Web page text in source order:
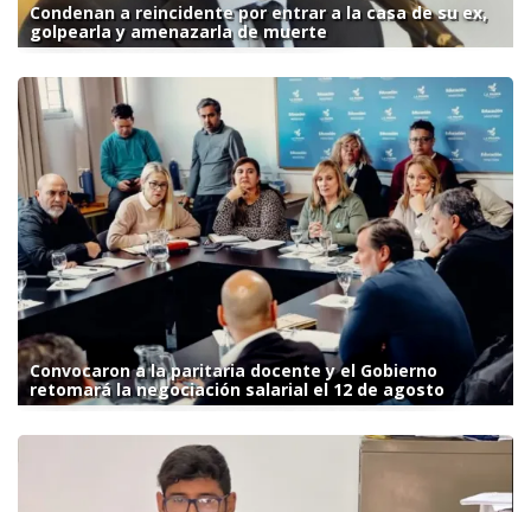
Condenan a reincidente por entrar a la casa de su ex,
golpearla y amenazarla de muerte
Convocaron a la paritaria docente y el Gobierno
retomará la negociación salarial el 12 de agosto